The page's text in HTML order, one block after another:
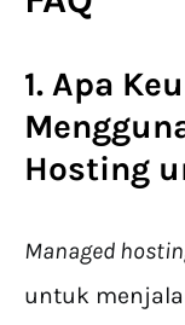
1. Apa
Hosting
Managed
untuk